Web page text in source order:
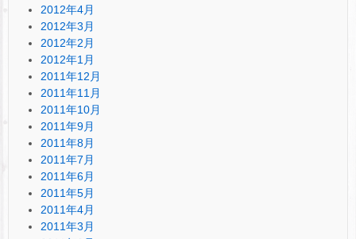
2012年4月
2012年3月
2012年2月
2012年1月
2011年12月
2011年11月
2011年10月
2011年9月
2011年8月
2011年7月
2011年6月
2011年5月
2011年4月
2011年3月